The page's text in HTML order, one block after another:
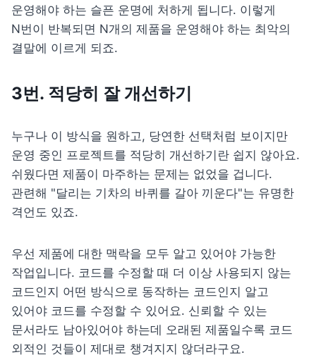
운영해야 하는 슬픈 운명에 처하게 됩니다. 이렇게
N번이 반복되면 N개의 제품을 운영해야 하는 최악의
결말에 이르게 되죠.
3번. 적당히 잘 개선하기
누구나 이 방식을 원하고, 당연한 선택처럼 보이지만
운영 중인 프로젝트를 적당히 개선하기란 쉽지 않아요.
쉬웠다면 제품이 마주하는 문제는 없었을 겁니다.
관련해 "달리는 기차의 바퀴를 갈아 끼운다"는 유명한
격언도 있죠.
우선 제품에 대한 맥락을 모두 알고 있어야 가능한
작업입니다. 코드를 수정할 때 더 이상 사용되지 않는
코드인지 어떤 방식으로 동작하는 코드인지 알고
있어야 코드를 수정할 수 있어요. 신뢰할 수 있는
문서라도 남아있어야 하는데 오래된 제품일수록 코드
외적인 것들이 제대로 챙겨지지 않더라구요.